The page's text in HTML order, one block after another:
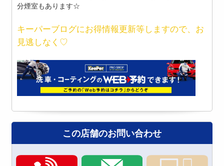
分煙室もあります☆
キーパーブログにお得情報更新等しますので、お
見逃しなく♡
この店舗のお問い合わせ